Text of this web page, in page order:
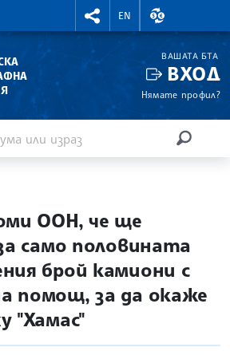
RIGHTMENU.SOCIAL
EN
ВАЛУТНИ
ВАШАТА БТА
ВХОД
Нямате профил?
ООН, че ще
само половината
брой камиони с
помощ, за да окаже
"Хамас"